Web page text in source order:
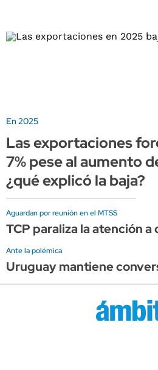
En 2025
Las exportaciones
7% pese al aumento
¿qué explicó la baja?
Aguardan por reunión en el MTSS
TCP paraliza la atención
Ante la polémica
Uruguay mantiene